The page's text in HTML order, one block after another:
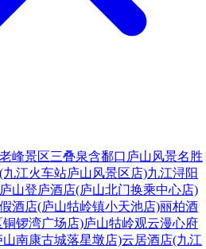
峰景区三叠泉含鄱口 庐山风景名胜
江火车站庐山风景区店)九江浔阳
庐山登庐酒店(庐山北门换乘中心店)
酒店(庐山牯岭镇小天池店)丽柏酒
铜锣湾广场店)庐山牯岭观云漫心府
南康古城落星墩店)云居酒店(九江